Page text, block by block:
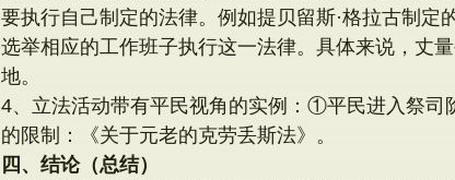
要执行自己制定的法律。例如提贝留斯·格拉古制定
选举相应的工作班子执行这一法律。具体来说，丈
地。
4、立法活动带有平民视角的实例：①平民进入祭
的限制：《关于元老的克劳丢斯法》。
四、结论（总结）